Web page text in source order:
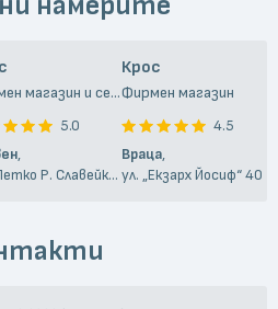
собственост на
заети около 900
гарантиращи високото
с марката в цяла
с три фабрики в
и град Зайчар в Сърбия,
цялостни поточни
на рамките и каплите, както
Фирмен магазин и сервиз
5.0
,
ул. "Петко Р. Славейков" 59
Крос
Фирмен магазин
4.5
Враца,
ул. „Екзарх Йосиф“ 40